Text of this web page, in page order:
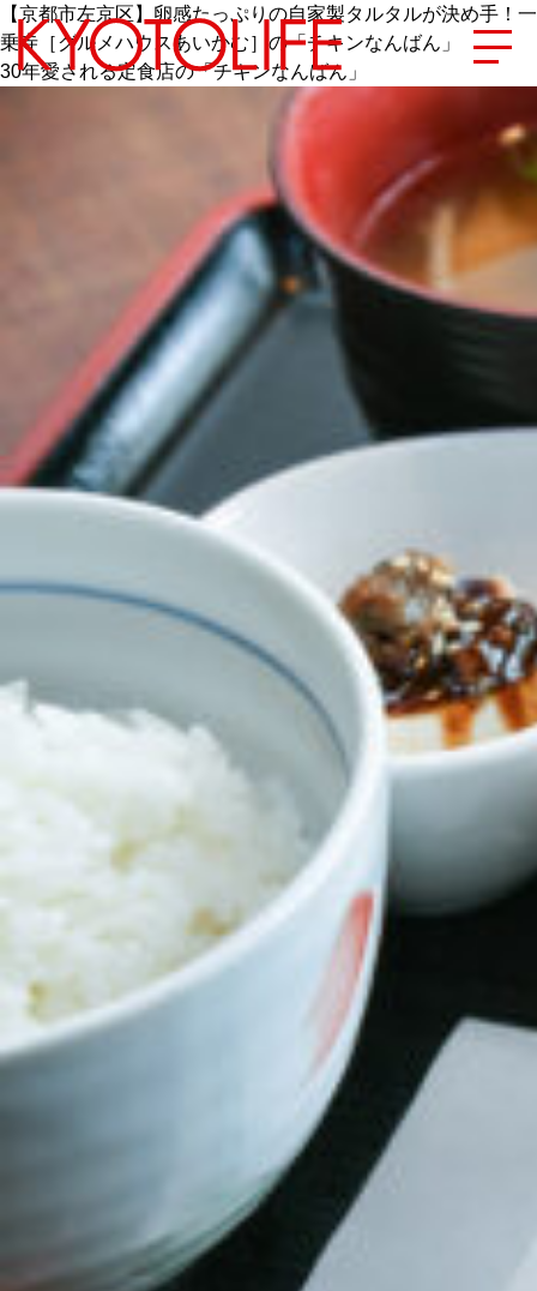
カテゴリーから探す
SPECIAL
NEW OPEN
SERIES
ABOUT US
チケットプレゼント応募
MAIN MENU
SERIES
京都おやつクラブ
私と店のはなし
今月の京みやげ
【京都市左京区】卵感たっぷりの自家製タルタルが決め手！一
乗寺［グルメハウスあいかむ］の「チキンなんばん」
30年愛される定食店の「チキンなんばん」